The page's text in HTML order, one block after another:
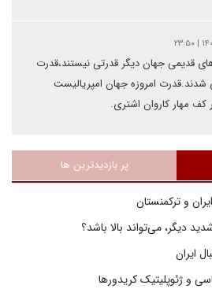
قدیمی جهان دیگر قدرتی نیستند،قدرت
امروزه جهان امپریالیست
مهار کاروان اشتری.
پر بازدیدترین ها
و ترکمنستان
دیگر، می‌تواند بالا باشد؟
ایران
و ژئوپلیتیک کریدورها